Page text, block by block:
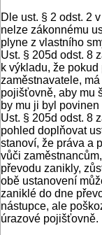
Dle ust. § 2 odst. 2
nelze zákonnému
plyne z vlastního
Ust. § 205d odst. 8
k výkladu, že
zaměstnavatele,
pojišťovně, aby mu
by mu ji byl
Ust. § 205d odst. 8
pohled doplňovat
stanoví, že práva a
vůči
převodu zanikly,
obě ustanovení
zaniklé do dne
nástupce, ale
úrazové pojišťovně.